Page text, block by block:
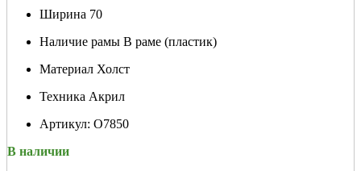
Ширина 70
Наличие рамы В раме (пластик)
Материал Холст
Техника Акрил
Артикул: О7850
В наличии